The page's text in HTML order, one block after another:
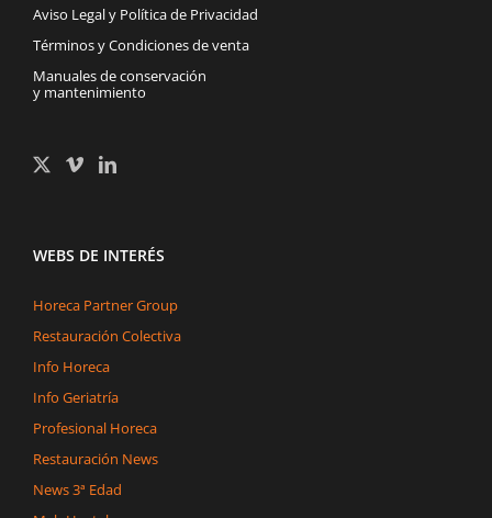
Aviso Legal y Política de Privacidad
Términos y Condiciones de venta
Manuales de conservación
y mantenimiento
WEBS DE INTERÉS
Horeca Partner Group
Restauración Colectiva
Info Horeca
Info Geriatría
Profesional Horeca
Restauración News
News 3ª Edad